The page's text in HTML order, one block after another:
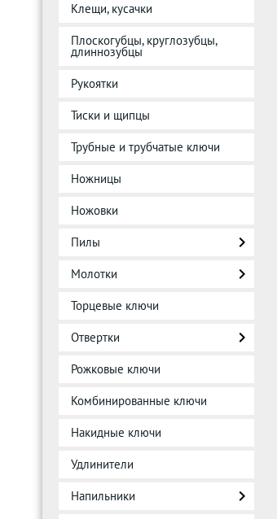
Клещи, кусачки
Плоскогубцы, круглозубцы,
длиннозубцы
Рукоятки
Тиски и щипцы
Трубные и трубчатые ключи
Ножницы
Ножовки
Пилы
Молотки
Торцевые ключи
Отвертки
Рожковые ключи
Комбинированные ключи
Накидные ключи
Удлинители
Напильники